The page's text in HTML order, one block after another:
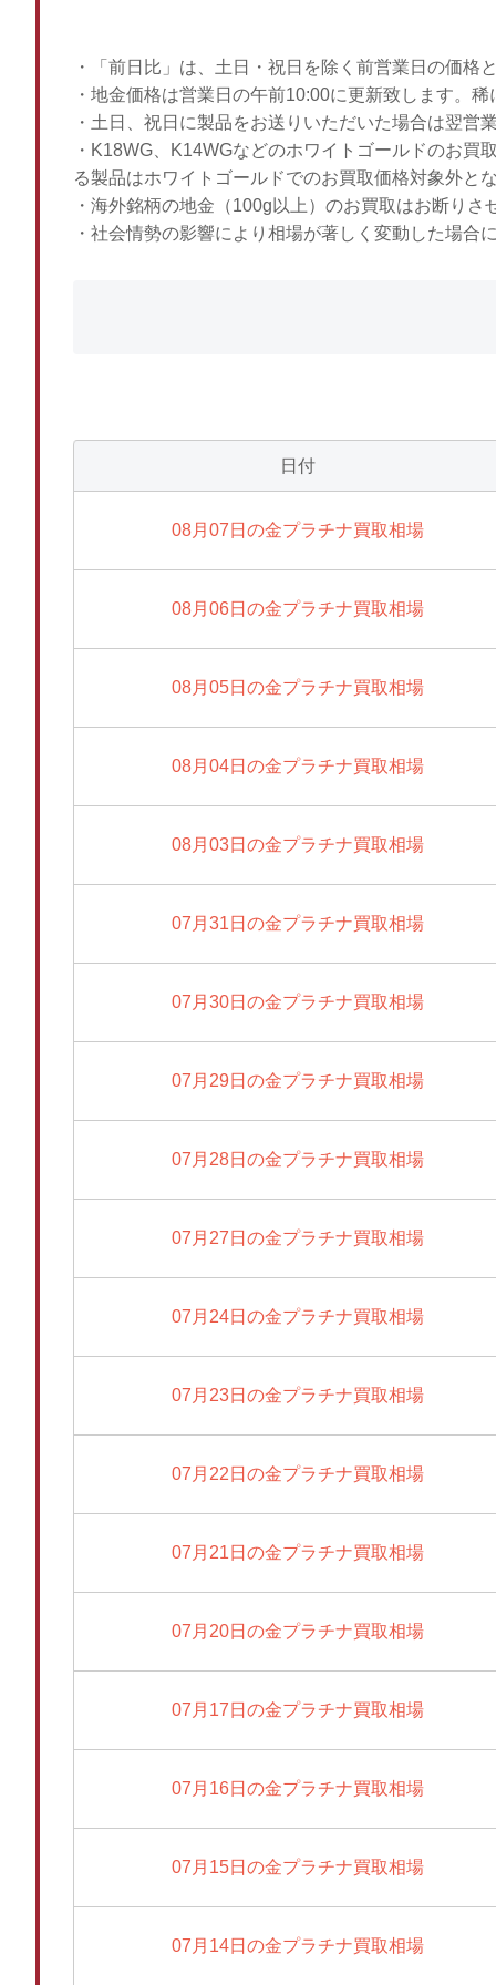
・「前日比」は、土日・祝日を除く前営業日の価格
・地金価格は営業日の午前10:00に更新致します。
・土日、祝日に製品をお送りいただいた場合は翌営
・K18WG、K14WGなどのホワイトゴールドのお
る製品はホワイトゴールドでのお買取価格対象外とな
・海外銘柄の地金（100g以上）のお買取はお断りさ
・社会情勢の影響により相場が著しく変動した場合
日付
08月07日の金プラチナ買取相場
08月06日の金プラチナ買取相場
08月05日の金プラチナ買取相場
08月04日の金プラチナ買取相場
08月03日の金プラチナ買取相場
07月31日の金プラチナ買取相場
07月30日の金プラチナ買取相場
07月29日の金プラチナ買取相場
07月28日の金プラチナ買取相場
07月27日の金プラチナ買取相場
07月24日の金プラチナ買取相場
07月23日の金プラチナ買取相場
07月22日の金プラチナ買取相場
07月21日の金プラチナ買取相場
07月20日の金プラチナ買取相場
07月17日の金プラチナ買取相場
07月16日の金プラチナ買取相場
07月15日の金プラチナ買取相場
07月14日の金プラチナ買取相場